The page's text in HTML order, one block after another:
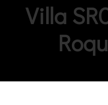
Villa